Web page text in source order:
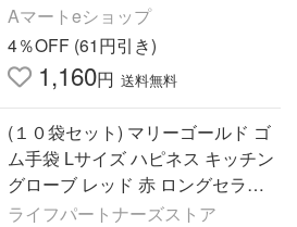
Aマートeショップ
4％OFF (61円引き)
1,160円 送料無料
(１０袋セット) マリーゴールド ゴ
ム手袋 Lサイズ ハピネス キッチン
グローブ レッド 赤 ロングセラー
手袋 天然ゴム オカモト L 10双
ライフパートナーズストア